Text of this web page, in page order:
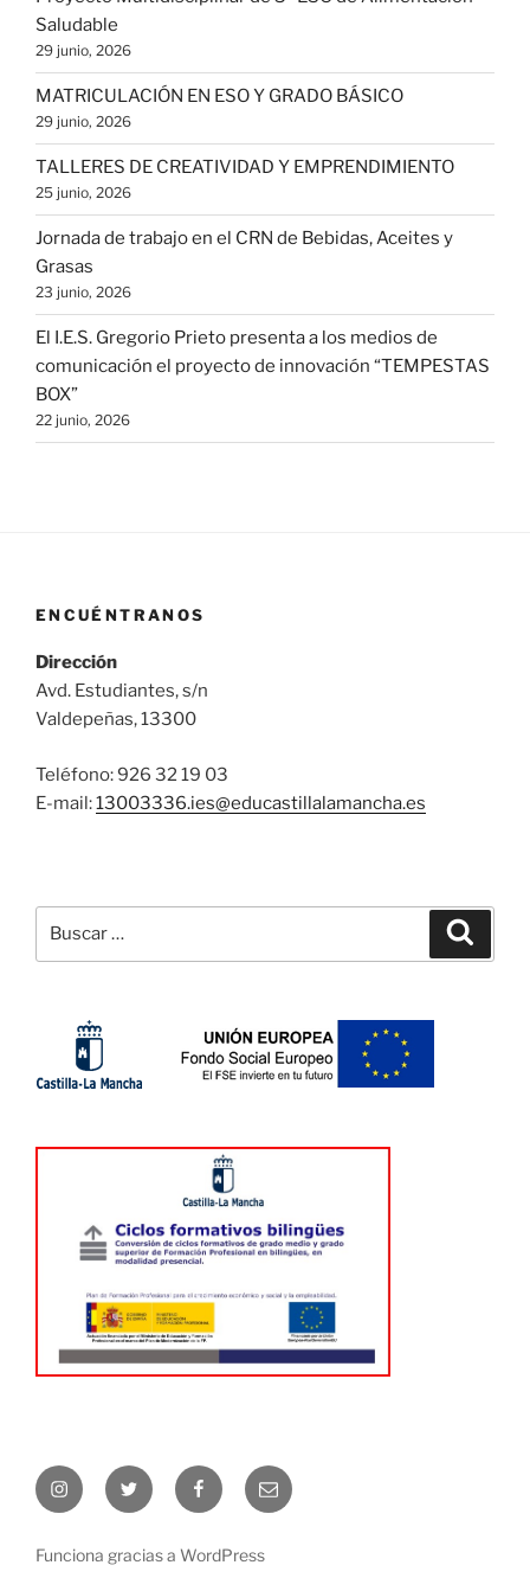
Saludable
29 junio, 2026
MATRICULACIÓN EN ESO Y GRADO BÁSICO
29 junio, 2026
TALLERES DE CREATIVIDAD Y EMPRENDIMIENTO
25 junio, 2026
Jornada de trabajo en el CRN de Bebidas, Aceites y
Grasas
23 junio, 2026
El I.E.S. Gregorio Prieto presenta a los medios de
comunicación el proyecto de innovación “TEMPESTAS
BOX”
22 junio, 2026
ENCUÉNTRANOS
Dirección
Avd. Estudiantes, s/n
Valdepeñas, 13300
Teléfono: 926 32 19 03
E-mail:13003336.ies@educastillalamancha.es
por:
InstagramTwitter FacebookCorreo
electrónico
Funciona gracias a WordPress